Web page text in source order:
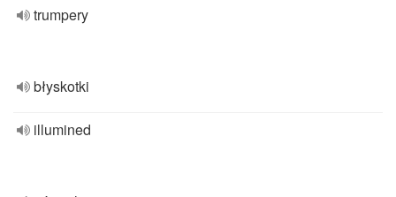
trumpery
błyskotki
illumined